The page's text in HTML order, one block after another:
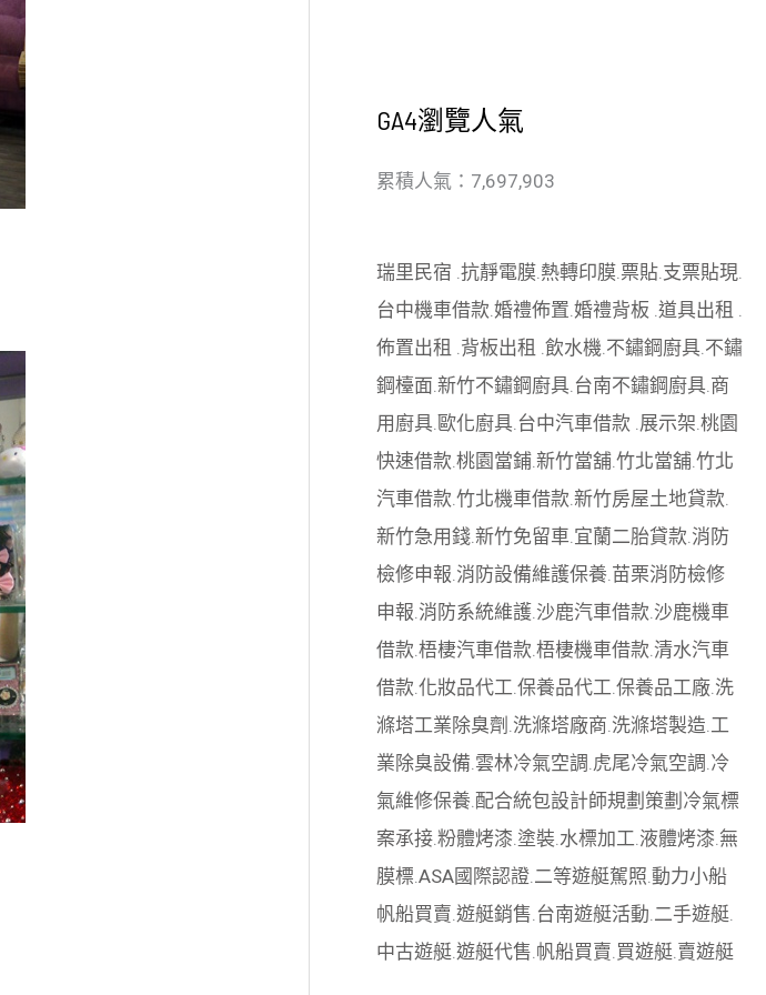
GA4瀏覽人氣
累積人氣：7,697,903
瑞里民宿 抗靜電膜. 熱轉印膜. 票貼. 支票貼現
台中機車借款 婚禮佈置 婚禮背板 道具出租
佈置出租 背板出租 飲水機 不鏽鋼廚具. 不鏽
鋼檯面 新竹不鏽鋼廚具. 台南不鏽鋼廚具. 商
用廚具. 歐化廚具. 台中汽車借款 展示架 桃園
快速借款 桃園當鋪. 新竹當舖. 竹北當舖. 竹北
汽車借款 竹北機車借款 新竹房屋土地貸款
新竹急用錢. 新竹免留車. 宜蘭二胎貸款 消防
檢修申報 消防設備維護保養 苗栗消防檢修
申報 消防系統維護. 沙鹿汽車借款 沙鹿機車
借款 梧棲汽車借款 梧棲機車借款 清水汽車
借款 化妝品代工 保養品代工 保養品工廠. 洗
滌塔工業除臭劑 洗滌塔廠商 洗滌塔製造 工
業除臭設備 雲林冷氣空調 虎尾冷氣空調 冷
氣維修保養 配合統包設計師規劃策劃 冷氣標
案承接. 粉體烤漆 塗裝 水標加工 液體烤漆 無
膜標 ASA國際認證. 二等遊艇駕照 動力小船
帆船買賣 遊艇銷售 台南遊艇活動 二手遊艇.
中古遊艇. 遊艇代售 帆船買賣 買遊艇. 賣遊艇